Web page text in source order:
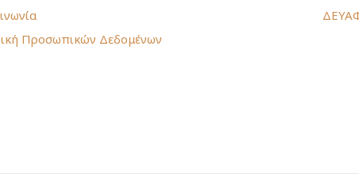
Προσωπικών Δεδομένων